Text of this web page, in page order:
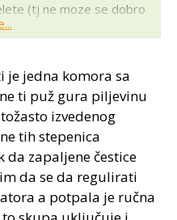
(tj ne moze se dobro
sa hobljevinom) i nije
je jedna komora sa
ti puž gura piljevinu
izvedenog
tih stepenica
zapaljene čestice
da se da regulirati
a potpala je ručna